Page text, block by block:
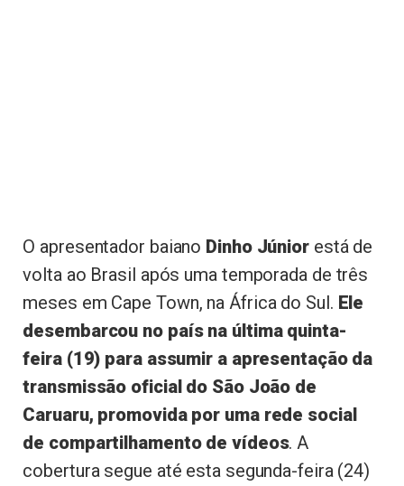
O apresentador baiano Dinho Júnior está de
volta ao Brasil após uma temporada de três
meses em Cape Town, na África do Sul. Ele
desembarcou no país na última quinta-
feira (19) para assumir a apresentação da
transmissão oficial do São João de
Caruaru, promovida por uma rede social
de compartilhamento de vídeos. A
cobertura segue até esta segunda-feira (24)